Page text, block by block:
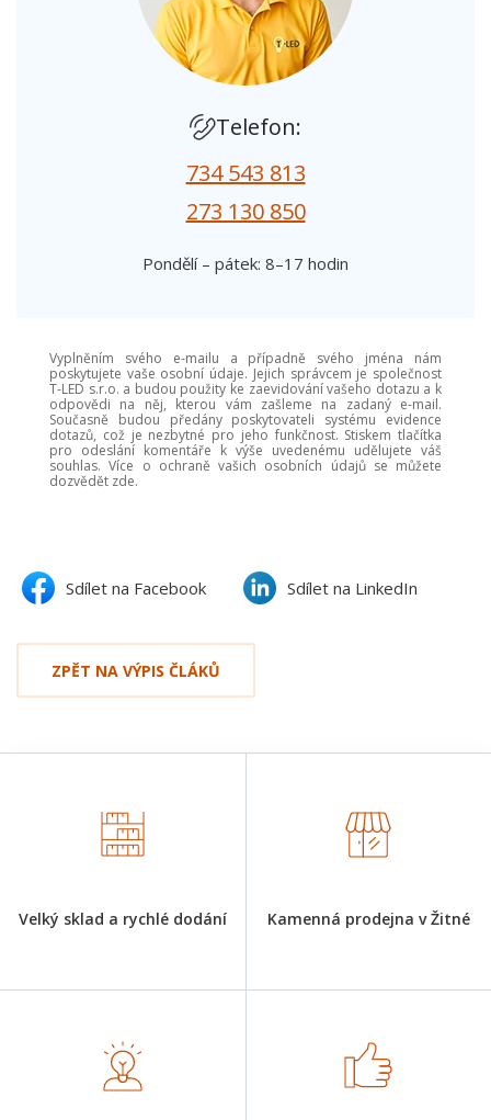
Telefon:
734 543 813
273 130 850
Pondělí – pátek: 8–17 hodin
Vyplněním svého e-mailu a případně svého jména nám
poskytujete vaše osobní údaje. Jejich správcem je společnost
T-LED s.r.o. a budou použity ke zaevidování vašeho dotazu a k
odpovědi na něj, kterou vám zašleme na zadaný e-mail.
Současně budou předány poskytovateli systému evidence
dotazů, což je nezbytné pro jeho funkčnost. Stiskem tlačítka
pro odeslání komentáře k výše uvedenému udělujete váš
souhlas. Více o ochraně vašich osobních údajů se můžete
dozvědět zde.
Sdílet na Facebook Sdílet na LinkedIn
ZPĚT NA VÝPIS ČLÁKŮ
Velký sklad a rychlé dodání Kamenná prodejna v Žitné